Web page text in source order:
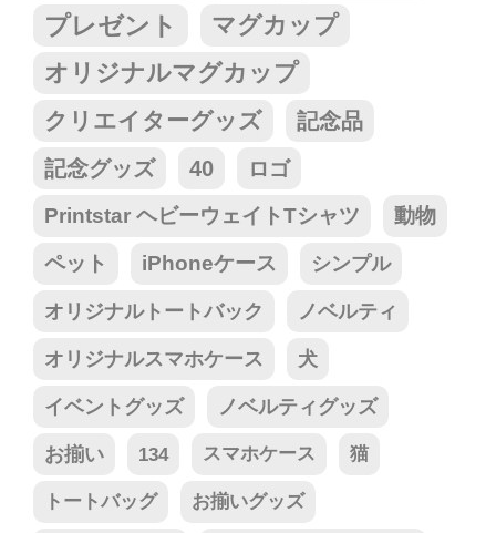
プレゼント
マグカップ
オリジナルマグカップ
クリエイターグッズ
記念品
記念グッズ
40 ロゴ
Printstar ヘビーウェイトTシャツ 動物
ペット iPhoneケース シンプル
オリジナルトートバック ノベルティ
オリジナルスマホケース 犬
イベントグッズ ノベルティグッズ
お揃い 134 スマホケース 猫
トートバッグ お揃いグッズ